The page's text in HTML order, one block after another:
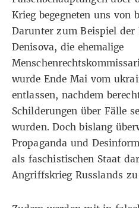
Krieg begegneten uns von
Darunter zum Beispiel der
Denisova, die ehemalige
wurde Ende Mai vom
entlassen, nachdem
Schilderungen über Fälle
wurden. Doch bislang
Propaganda und
als faschistischen Staat
Angriffskrieg Russlands